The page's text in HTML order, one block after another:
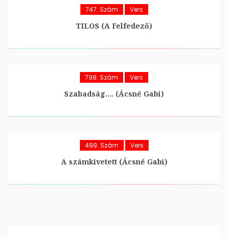
747. Szám Vers
TILOS (A Felfedező)
798. Szám Vers
Szabadság…. (Ácsné Gabi)
499. Szám Vers
A számkivetett (Ácsné Gabi)